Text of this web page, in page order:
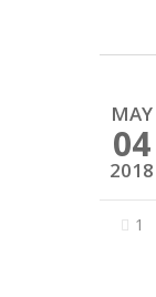
MAY
04
2018
1